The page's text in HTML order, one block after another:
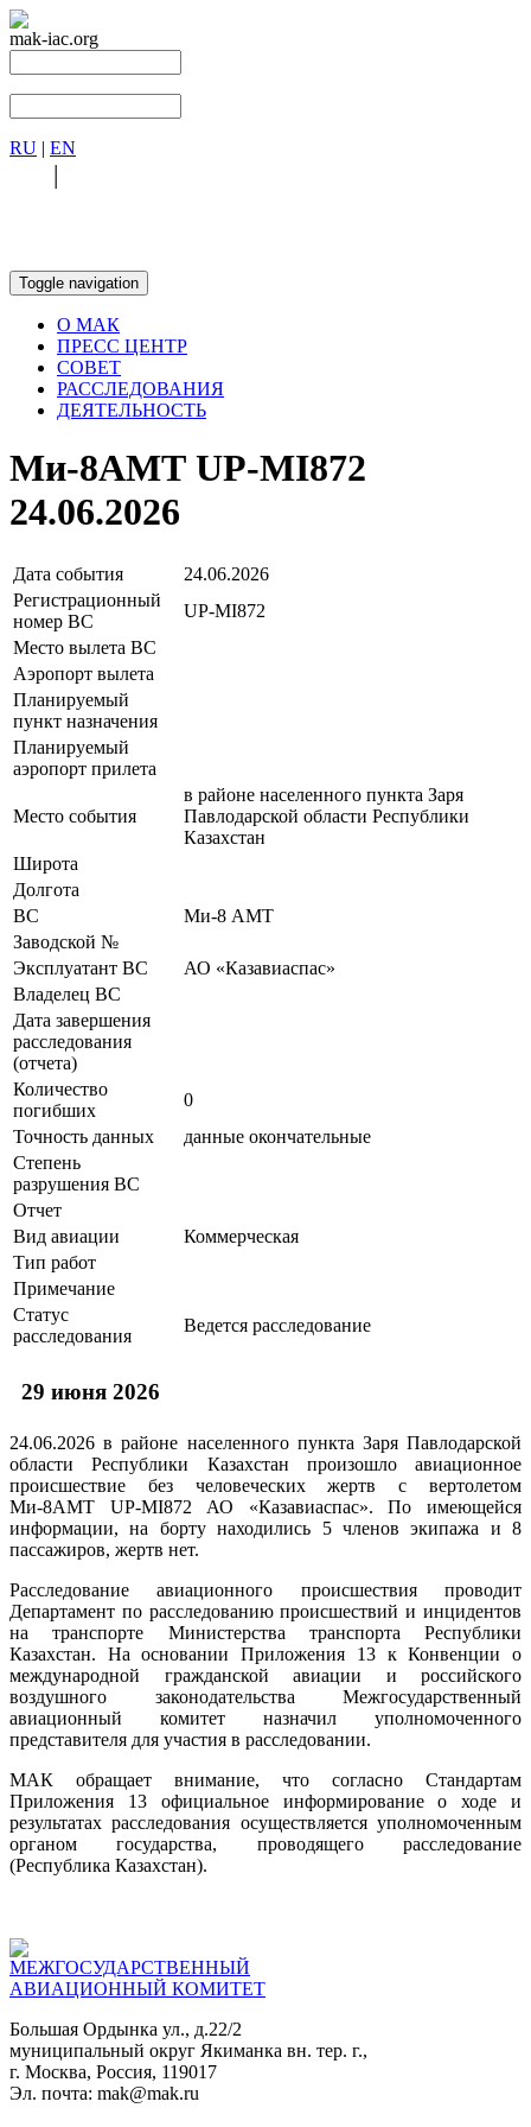
mak-iac.org
RU | EN
|
Toggle navigation
О МАК
ПРЕСС ЦЕНТР
СОВЕТ
РАССЛЕДОВАНИЯ
ДЕЯТЕЛЬНОСТЬ
Ми-8АМТ UP-MI872
24.06.2026
Дата события
24.06.2026
Регистрационный
номер ВС
UP-MI872
Место вылета ВС
Аэропорт вылета
Планируемый
пункт назначения
Планируемый
аэропорт прилета
Место события
в районе населенного пункта Заря
Павлодарской области Республики
Казахстан
Широта
Долгота
ВС
Ми-8 АМТ
Заводской №
Эксплуатант ВС
АО «Казавиаспас»
Владелец ВС
Дата завершения
расследования
(отчета)
Количество
погибших
0
Точность данных
данные окончательные
Степень
разрушения ВС
Отчет
Вид авиации
Коммерческая
Тип работ
Примечание
Статус
расследования
Ведется расследование
29 июня 2026
24.06.2026 в районе населенного пункта Заря Павлодарской
области Республики Казахстан произошло авиационное
происшествие без человеческих жертв с вертолетом
Ми-8АМТ UP-MI872 АО «Казавиаспас». По имеющейся
информации, на борту находились 5 членов экипажа и 8
пассажиров, жертв нет.
Расследование авиационного происшествия проводит
Департамент по расследованию происшествий и инцидентов
на транспорте Министерства транспорта Республики
Казахстан. На основании Приложения 13 к Конвенции о
международной гражданской авиации и российского
воздушного законодательства Межгосударственный
авиационный комитет назначил уполномоченного
представителя для участия в расследовании.
МАК обращает внимание, что согласно Стандартам
Приложения 13 официальное информирование о ходе и
результатах расследования осуществляется уполномоченным
органом государства, проводящего расследование
(Республика Казахстан).
МЕЖГОСУДАРСТВЕННЫЙ
АВИАЦИОННЫЙ КОМИТЕТ
Большая Ордынка ул., д.22/2
муниципальный округ Якиманка вн. тер. г.,
г. Москва, Россия, 119017
Эл. почта: mak@mak.ru